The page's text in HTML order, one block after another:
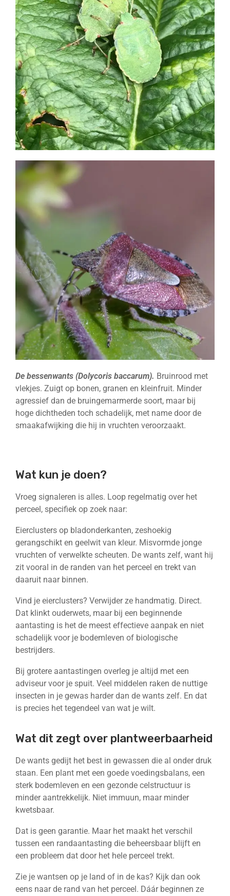
De bessenwants (Dolycoris baccarum). Bruinrood met
vlekjes. Zuigt op bonen, granen en kleinfruit. Minder
agressief dan de bruingemarmerde soort, maar bij
hoge dichtheden toch schadelijk, met name door de
smaakafwijking die hij in vruchten veroorzaakt.
Wat kun je doen?
Vroeg signaleren is alles. Loop regelmatig over het
perceel, specifiek op zoek naar:
Eierclusters op bladonderkanten, zeshoekig
gerangschikt en geelwit van kleur. Misvormde jonge
vruchten of verwelkte scheuten. De wants zelf, want hij
zit vooral in de randen van het perceel en trekt van
daaruit naar binnen.
Vind je eierclusters? Verwijder ze handmatig. Direct.
Dat klinkt ouderwets, maar bij een beginnende
aantasting is het de meest effectieve aanpak en niet
schadelijk voor je bodemleven of biologische
bestrijders.
Bij grotere aantastingen overleg je altijd met een
adviseur voor je spuit. Veel middelen raken de nuttige
insecten in je gewas harder dan de wants zelf. En dat
is precies het tegendeel van wat je wilt.
Wat dit zegt over plantweerbaarheid
De wants gedijt het best in gewassen die al onder druk
staan. Een plant met een goede voedingsbalans, een
sterk bodemleven en een gezonde celstructuur is
minder aantrekkelijk. Niet immuun, maar minder
kwetsbaar.
Dat is geen garantie. Maar het maakt het verschil
tussen een randaantasting die beheersbaar blijft en
een probleem dat door het hele perceel trekt.
Zie je wantsen op je land of in de kas? Kijk dan ook
eens naar de rand van het perceel. Dáár beginnen ze